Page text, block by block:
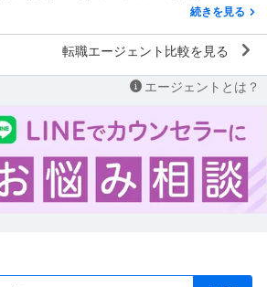
続きを見る
転職エージェント比較を見る
エージェントとは？